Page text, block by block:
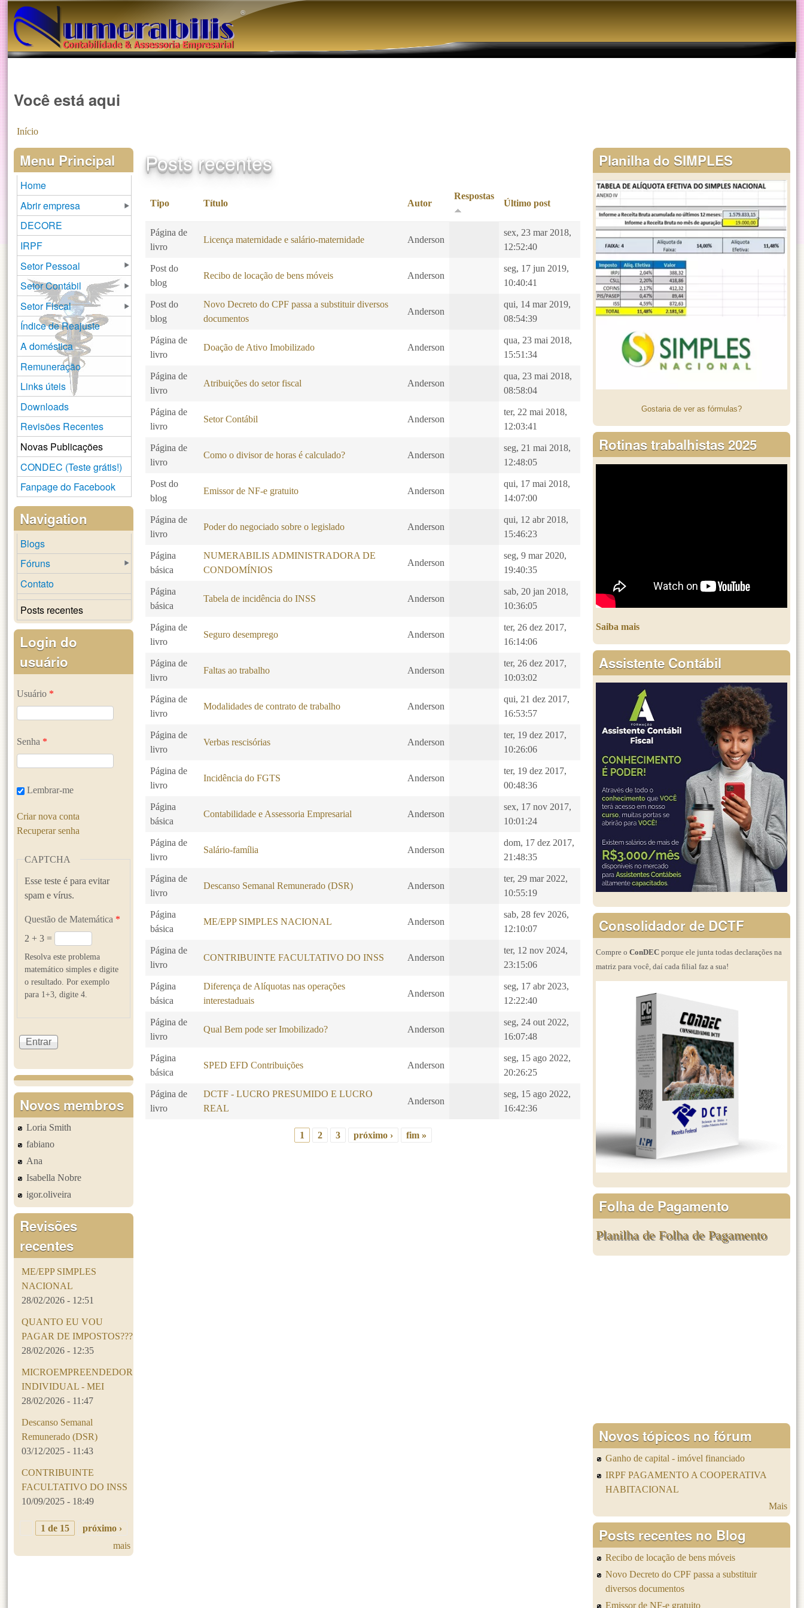
®️
Você está aqui
Início
Posts recentes
Tipo Título Autor
Respostas
Último post
Página de
livro
Licença maternidade e salário-maternidade Anderson
sex, 23 mar 2018,
12:52:40
Post do
blog
Recibo de locação de bens móveis Anderson
seg, 17 jun 2019,
10:40:41
Post do
blog
Novo Decreto do CPF passa a substituir diversos
documentos
Anderson
qui, 14 mar 2019,
08:54:39
Página de
livro
Doação de Ativo Imobilizado Anderson
qua, 23 mai 2018,
15:51:34
Página de
livro
Atribuições do setor fiscal Anderson
qua, 23 mai 2018,
08:58:04
Página de
livro
Setor Contábil Anderson
ter, 22 mai 2018,
12:03:41
Página de
livro
Como o divisor de horas é calculado? Anderson
seg, 21 mai 2018,
12:48:05
Post do
blog
Emissor de NF-e gratuito Anderson
qui, 17 mai 2018,
14:07:00
Página de
livro
Poder do negociado sobre o legislado Anderson
qui, 12 abr 2018,
15:46:23
Página
básica
NUMERABILIS ADMINISTRADORA DE
CONDOMÍNIOS
Anderson
seg, 9 mar 2020,
19:40:35
Página
básica
Tabela de incidência do INSS Anderson
sab, 20 jan 2018,
10:36:05
Página de
livro
Seguro desemprego Anderson
ter, 26 dez 2017,
16:14:06
Página de
livro
Faltas ao trabalho Anderson
ter, 26 dez 2017,
10:03:02
Página de
livro
Modalidades de contrato de trabalho Anderson
qui, 21 dez 2017,
16:53:57
Página de
livro
Verbas rescisórias Anderson
ter, 19 dez 2017,
10:26:06
Página de
livro
Incidência do FGTS Anderson
ter, 19 dez 2017,
00:48:36
Página
básica
Contabilidade e Assessoria Empresarial Anderson
sex, 17 nov 2017,
10:01:24
Página de
livro
Salário-família Anderson
dom, 17 dez 2017,
21:48:35
Página de
livro
Descanso Semanal Remunerado (DSR) Anderson
ter, 29 mar 2022,
10:55:19
Página
básica
ME/EPP SIMPLES NACIONAL Anderson
sab, 28 fev 2026,
12:10:07
Página de
livro
CONTRIBUINTE FACULTATIVO DO INSS Anderson
ter, 12 nov 2024,
23:15:06
Página
básica
Diferença de Alíquotas nas operações
interestaduais
Anderson
seg, 17 abr 2023,
12:22:40
Página de
livro
Qual Bem pode ser Imobilizado? Anderson
seg, 24 out 2022,
16:07:48
Página
básica
SPED EFD Contribuições Anderson
seg, 15 ago 2022,
20:26:25
Página de
livro
DCTF - LUCRO PRESUMIDO E LUCRO
REAL
Anderson
seg, 15 ago 2022,
16:42:36
1 2 3 próximo › fim »
Menu Principal
Home
Abrir empresa
DECORE
IRPF
Setor Pessoal
Setor Contábil
Setor Fiscal
Índice de Reajuste
A doméstica
Remuneração
Links úteis
Downloads
Revisões Recentes
Novas Publicações
CONDEC (Teste grátis!)
Fanpage do Facebook
Navigation
Blogs
Fóruns
Contato
Posts recentes
Login do
usuário
Usuário *
Senha *
Lembrar-me
Criar nova conta
Recuperar senha
CAPTCHA
Esse teste é para evitar
spam e vírus.
Questão de Matemática *
2 + 3 =
Resolva este problema
matemático simples e digite
o resultado. Por exemplo
para 1+3, digite 4.
Novos membros
Loria Smith
fabiano
Ana
Isabella Nobre
igor.oliveira
Revisões
recentes
ME/EPP SIMPLES
NACIONAL
28/02/2026 - 12:51
QUANTO EU VOU
PAGAR DE IMPOSTOS???
28/02/2026 - 12:35
MICROEMPREENDEDOR
INDIVIDUAL - MEI
28/02/2026 - 11:47
Descanso Semanal
Remunerado (DSR)
03/12/2025 - 11:43
CONTRIBUINTE
FACULTATIVO DO INSS
10/09/2025 - 18:49
1 de 15
próximo ›
mais
Planilha do SIMPLES
Gostaria de ver as fórmulas?
Rotinas trabalhistas 2025
Saiba mais
Assistente Contábil
Consolidador de DCTF
Compre o ConDEC porque ele junta todas declarações na
matriz para você, daí cada filial faz a sua!
Folha de Pagamento
Planilha de Folha de Pagamento
Novos tópicos no fórum
Ganho de capital - imóvel financiado
IRPF PAGAMENTO A COOPERATIVA
HABITACIONAL
Mais
Posts recentes no Blog
Recibo de locação de bens móveis
Novo Decreto do CPF passa a substituir
diversos documentos
Emissor de NF-e gratuito